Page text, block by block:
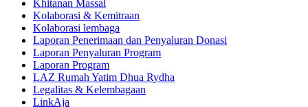
Khitanan Massal
Kolaborasi & Kemitraan
Kolaborasi lembaga
Laporan Penerimaan dan Penyaluran Donasi
Laporan Penyaluran Program
Laporan Program
LAZ Rumah Yatim Dhua Rydha
Legalitas & Kelembagaan
LinkAja